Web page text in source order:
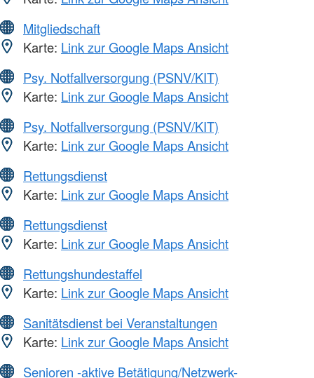
Mitgliedschaft
Karte: Link zur Google Maps Ansicht
Psy. Notfallversorgung (PSNV/KIT)
Karte: Link zur Google Maps Ansicht
Psy. Notfallversorgung (PSNV/KIT)
Karte: Link zur Google Maps Ansicht
Rettungsdienst
Karte: Link zur Google Maps Ansicht
Rettungsdienst
Karte: Link zur Google Maps Ansicht
Rettungshundestaffel
Karte: Link zur Google Maps Ansicht
Sanitätsdienst bei Veranstaltungen
Karte: Link zur Google Maps Ansicht
Senioren -aktive Betätigung/Netzwerk-